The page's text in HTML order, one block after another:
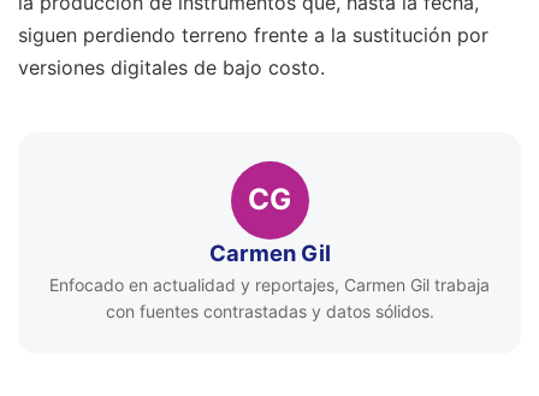
siguen perdiendo terreno frente a la sustitución por
versiones digitales de bajo costo.
CG
Carmen Gil
Enfocado en actualidad y reportajes, Carmen Gil trabaja
con fuentes contrastadas y datos sólidos.